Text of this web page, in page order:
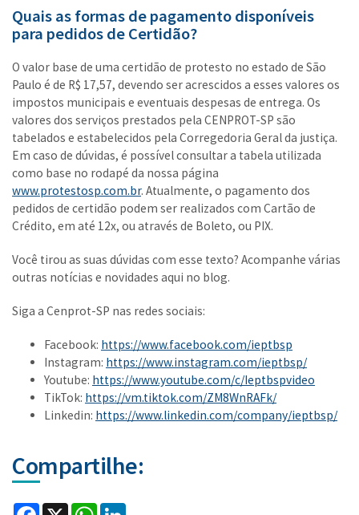
Quais as formas de pagamento disponíveis
para pedidos de Certidão?
O valor base de uma certidão de protesto no estado de São
Paulo é de R$ 17,57, devendo ser acrescidos a esses valores os
impostos municipais e eventuais despesas de entrega. Os
valores dos serviços prestados pela CENPROT-SP são
tabelados e estabelecidos pela Corregedoria Geral da justiça.
Em caso de dúvidas, é possível consultar a tabela utilizada
como base no rodapé da nossa página
www.protestosp.com.br. Atualmente, o pagamento dos
pedidos de certidão podem ser realizados com Cartão de
Crédito, em até 12x, ou através de Boleto, ou PIX.
Você tirou as suas dúvidas com esse texto? Acompanhe várias
outras notícias e novidades aqui no blog.
Siga a Cenprot-SP nas redes sociais:
Facebook: https://www.facebook.com/ieptbsp
Instagram: https://www.instagram.com/ieptbsp/
Youtube: https://www.youtube.com/c/Ieptbspvideo
TikTok: https://vm.tiktok.com/ZM8WnRAFk/
Linkedin: https://www.linkedin.com/company/ieptbsp/
Compartilhe:
Facebook
X WhatsApp